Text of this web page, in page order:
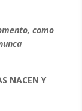
como
NACEN Y